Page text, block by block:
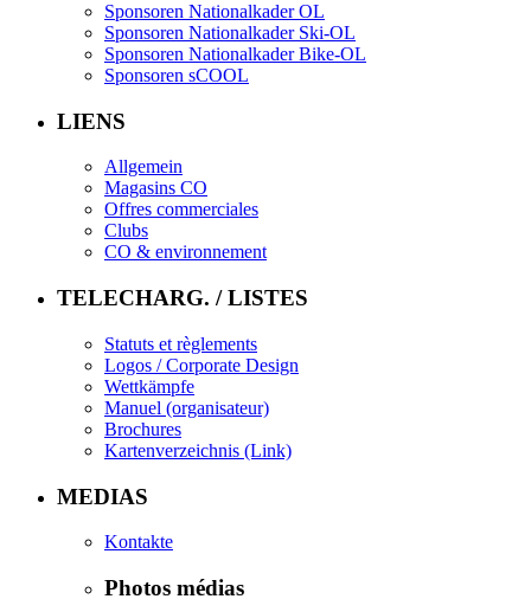
Sponsoren Nationalkader OL
Sponsoren Nationalkader Ski-OL
Sponsoren Nationalkader Bike-OL
Sponsoren sCOOL
LIENS
Allgemein
Magasins CO
Offres commerciales
Clubs
CO & environnement
TELECHARG. / LISTES
Statuts et règlements
Logos / Corporate Design
Wettkämpfe
Manuel (organisateur)
Brochures
Kartenverzeichnis (Link)
MEDIAS
Kontakte
Photos médias